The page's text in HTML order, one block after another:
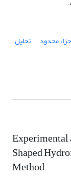
محدود تحلیل
Shaped
Method